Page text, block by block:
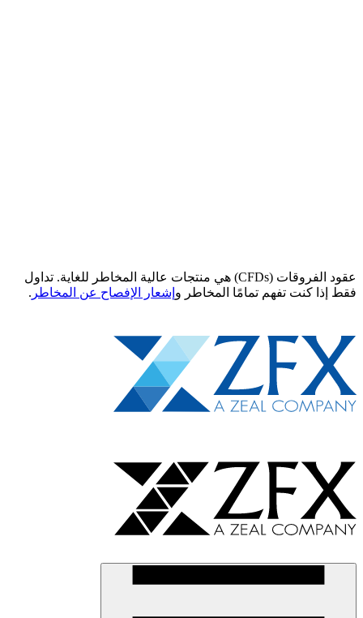
عقود الفروقات (CFDs) هي منتجات عالية المخاطر للغاية. تداول
كنت تفهم تمامًا المخاطر وإشعار الإفصاح عن المخاطر.